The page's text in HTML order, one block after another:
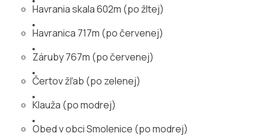
Havrania skala 602m (po žltej)
Havranica 717m (po červenej)
Záruby 767m (po červenej)
Čertov žľab (po zelenej)
Klauža (po modrej)
Obed v obci Smolenice (po modrej)